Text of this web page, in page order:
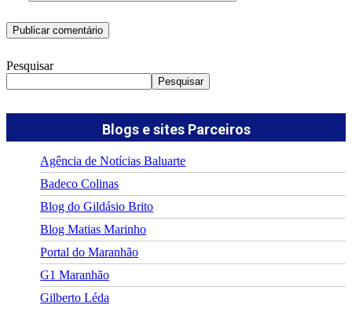
Pesquisar
Pesquisar
Blogs e sites Parceiros
Agência de Notícias Baluarte
Badeco Colinas
Blog do Gildásio Brito
Blog Matias Marinho
Portal do Maranhão
G1 Maranhão
Gilberto Léda